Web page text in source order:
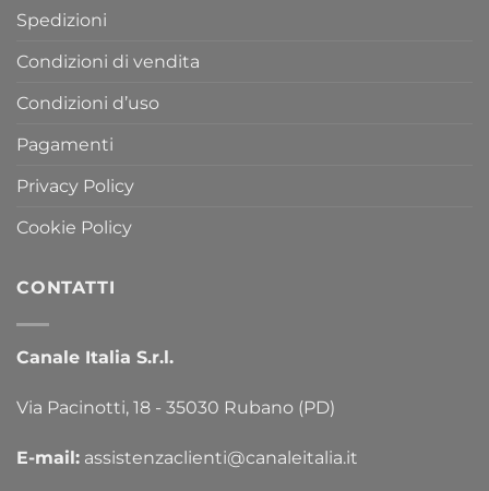
Spedizioni
Condizioni di vendita
Condizioni d’uso
Pagamenti
Privacy Policy
Cookie Policy
CONTATTI
Canale Italia S.r.l.
Via Pacinotti, 18 - 35030 Rubano (PD)
E-mail: assistenzaclienti@canaleitalia.it